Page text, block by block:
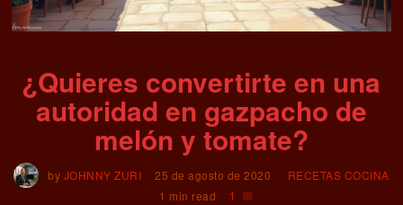
¿Quieres convertirte en una
autoridad en gazpacho de
melón y tomate?
by JOHNNY ZURI 25 de agosto de 2020
RECETAS COCINA
1 min read
1